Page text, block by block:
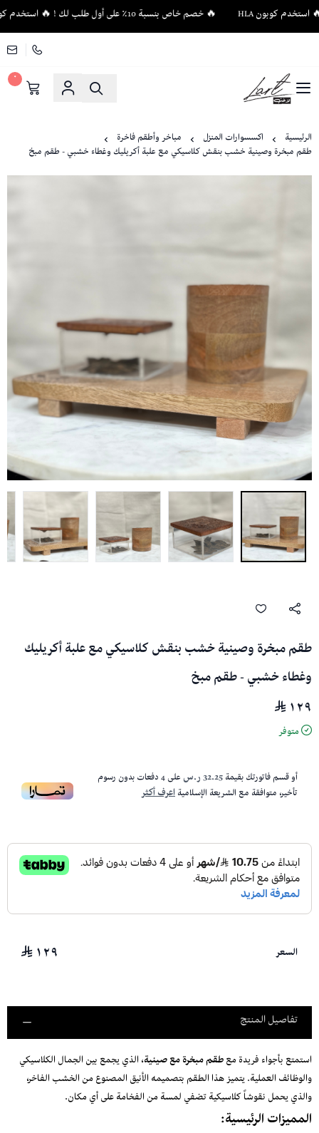
🔥 خصم خاص بنسبة 10٪ على أول طلب لك ! 🔥 استخدم كوبون HLA
لاغت - أثاث فاخر وإكسسوارات منزلية فريدة
٠
الرئيسية اكسسوارات المنزل
مباخر وأطقم فاخرة
طقم مبخرة وصينية خشب بنقش كلاسيكي مع علبة أكريليك وغطاء خشبي - طقم مبخ
طقم مبخرة وصينية خشب بنقش كلاسيكي مع علبة أكريليك
وغطاء خشبي - طقم مبخ
١٢٩
متوفر
أو قسم فاتورتك بقيمة32.25 ر.س على4دفعات بدون رسوم
تأخير، متوافقة مع الشريعة الإسلاميةاعرف أكثر
السعر ١٢٩
تفاصيل المنتج
استمتع بأجواء فريدة معطقم مبخرة مع صينية، الذي يجمع بين الجمال الكلاسيكي
والوظائف العملية. يتميز هذا الطقم بتصميمه الأنيق المصنوع من الخشب الفاخر،
والذي يحمل نقوشاً كلاسيكية تضفي لمسة من الفخامة على أي مكان.
المميزات الرئيسية: